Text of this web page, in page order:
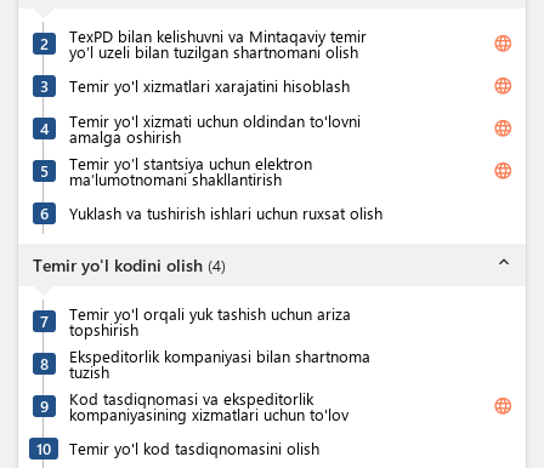
2 TexPD bilan kelishuvni va Mintaqaviy temir
yo’l uzeli bilan tuzilgan shartnomani olish language
3 Temir yo'l xizmatlari xarajatini hisoblash language
4 Temir yo'l xizmati uchun oldindan to'lovni
amalga oshirish language
5 Temir yo’l stantsiya uchun elektron
ma’lumotnomani shakllantirish language
6 Yuklash va tushirish ishlari uchun ruxsat olish
Temir yo'l kodini olish (4) expand_less
7 Temir yo'l orqali yuk tashish uchun ariza
topshirish
8
Ekspeditorlik kompaniyasi bilan shartnoma
tuzish
9
Kod tasdiqnomasi va ekspeditorlik
kompaniyasining xizmatlari uchun to'lov language
10 Temir yo'l kod tasdiqnomasini olish